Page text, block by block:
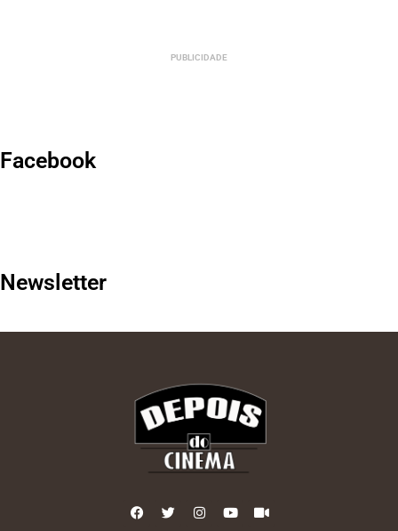
PUBLICIDADE
Facebook
Newsletter